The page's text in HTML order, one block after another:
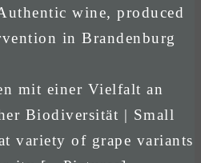
wine, produced
in Brandenburg
mit einer Vielfalt an
Biodiversität | Small
variety of grape variants